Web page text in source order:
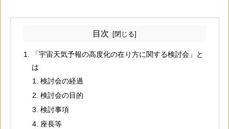
目次
「宇宙天気予報の高度化の在り方に関する検討会」と
は
検討会の経過
検討会の目的
検討事項
座長等